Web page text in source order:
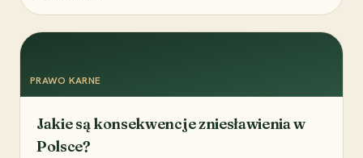
PRAWO KARNE
Jakie są konsekwencje zniesławienia w
Polsce?